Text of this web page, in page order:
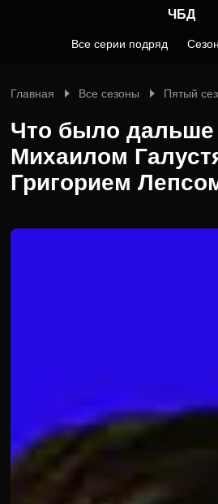
ЧБД
Все серии подряд
Главная Все сезоны Пятый
Что было дальше
Михаилом
Григорием